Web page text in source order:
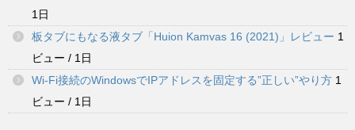
1日
板タブにもなる液タブ「Huion Kamvas 16 (2021)」レビュー 1
ビュー / 1日
Wi-Fi接続のWindowsでIPアドレスを固定する”正しい”やり方 1
ビュー / 1日